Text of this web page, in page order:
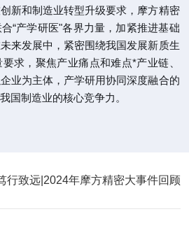
新和制造业转型升级要求，摩方精密
“产学研医"各界力量，加紧推进基础
来发展中，紧密围绕我国发展新质生
求，聚焦产业痛点和难点*产业链、
业为主体，产学研用协同深度融合的
国制造业的核心竞争力。
行致远|2024年摩方精密大事件回顾